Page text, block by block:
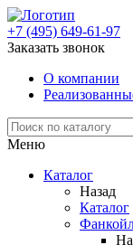
+7 (495) 649-61-97
Заказать звонок
О компании
Меню
Каталог
Назад
Каталог